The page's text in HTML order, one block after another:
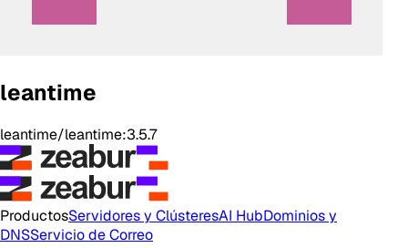
leantime
leantime/leantime:3.5.7
ProductosServidores y ClústeresAI HubDominios y
DNSServicio de Correo